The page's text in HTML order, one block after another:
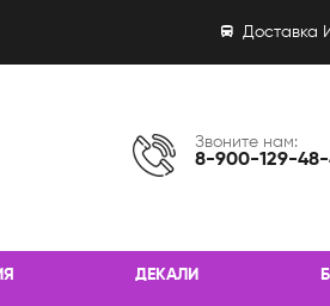
Доставка
Звоните нам:
8-900-129-
ДЕКАЛИ